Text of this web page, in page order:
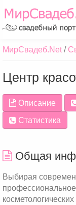
МирСвадеб.Net
Центр
Описание
Статистика
Общая
Выбирая